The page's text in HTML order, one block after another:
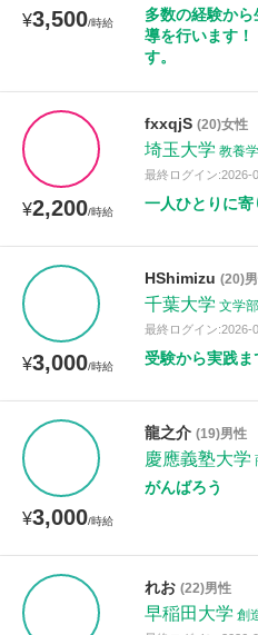
¥3,500/時給
多数の経験か
導を行います！
す。
¥2,200/時給
fxxqjS (20)女性
埼玉大学 教養
最終ログイン:2026-
一人ひとりに
¥3,000/時給
HShimizu (20)
千葉大学 文学部
最終ログイン:2026-
受験から実践
¥3,000/時給
龍之介 (19)男性
慶應義塾大学
がんばろう
れお (22)男性
早稲田大学 創